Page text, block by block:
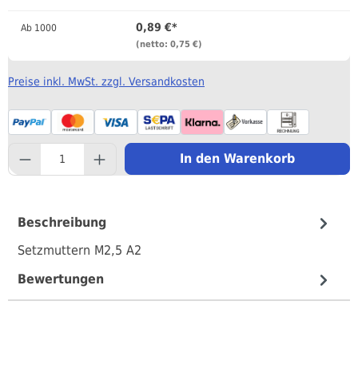
Ab 1000 0,89 €*
(netto: 0,75 €)
Preise inkl. MwSt. zzgl. Versandkosten
In den Warenkorb
Beschreibung
Setzmuttern M2,5 A2
Bewertungen